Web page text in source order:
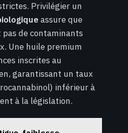
Privilégier un
assure que
pas de contaminants
Une huile premium
inscrites au
garantissant un taux
inférieur à
à la législation.